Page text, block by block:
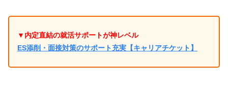
▼内定直結の就活サポートが神レベル
ES添削・面接対策のサポート充実【キャリアチケット】